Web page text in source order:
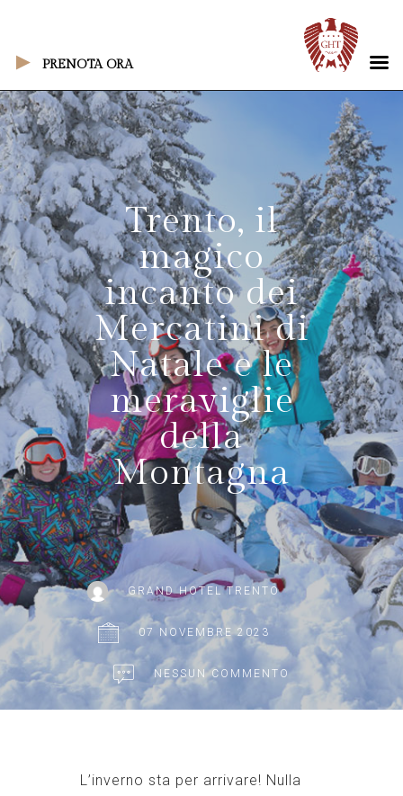
Trento, il
magico
incanto dei
Mercatini di
Natale e le
meraviglie
della
Montagna
GRAND HOTEL TRENTO
07 NOVEMBRE 2023
NESSUN COMMENTO
L’inverno sta per arrivare! Nulla
PRENOTA ORA